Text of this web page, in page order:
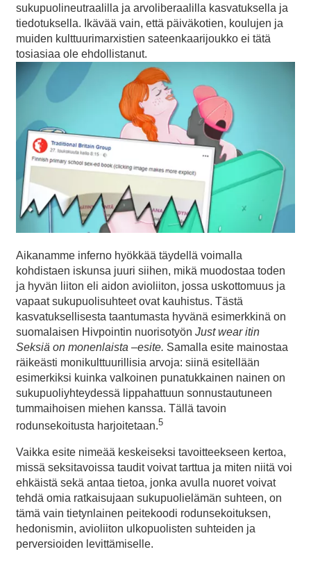
sukupuolineutraalilla ja arvoliberaalilla kasvatuksella ja
tiedotuksella. Ikävää vain, että päiväkotien, koulujen ja
muiden kulttuurimarxistien sateenkaarijoukko ei tätä
tosiasiaa ole ehdollistanut.
Aikanamme inferno hyökkää täydellä voimalla
kohdistaen iskunsa juuri siihen, mikä muodostaa toden
ja hyvän liiton eli aidon avioliiton, jossa uskottomuus ja
vapaat sukupuolisuhteet ovat kauhistus. Tästä
kasvatuksellisesta taantumasta hyvänä esimerkkinä on
suomalaisen Hivpointin nuorisotyön Just wear itin
Seksiä on monenlaista –esite. Samalla esite mainostaa
räikeästi monikulttuurillisia arvoja: siinä esitellään
esimerkiksi kuinka valkoinen punatukkainen nainen on
sukupuoliyhteydessä lippahattuun sonnustautuneen
tummaihoisen miehen kanssa. Tällä tavoin
rodunsekoitusta harjoitetaan.5
Vaikka esite nimeää keskeiseksi tavoitteekseen kertoa,
missä seksitavoissa taudit voivat tarttua ja miten niitä voi
ehkäistä sekä antaa tietoa, jonka avulla nuoret voivat
tehdä omia ratkaisujaan sukupuolielämän suhteen, on
tämä vain tietynlainen peitekoodi rodunsekoituksen,
hedonismin, avioliiton ulkopuolisten suhteiden ja
perversioiden levittämiselle.